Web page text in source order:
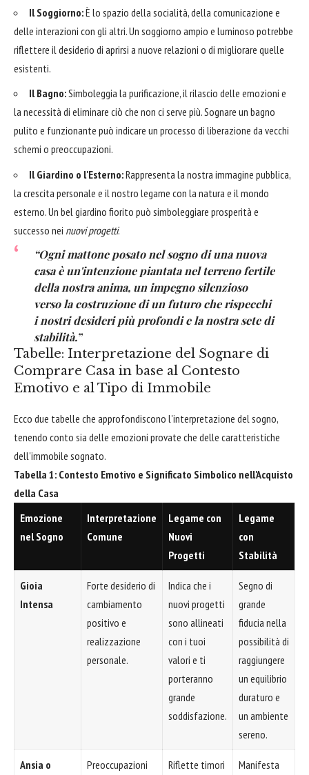
Il Soggiorno:È lo spazio della socialità, della comunicazione e
delle interazioni con gli altri. Un soggiorno ampio e luminoso potrebbe
riflettere il desiderio di aprirsi a nuove relazioni o di migliorare quelle
esistenti.
Il Bagno:Simboleggia la purificazione, il rilascio delle emozioni e
la necessità di eliminare ciò che non ci serve più. Sognare un bagno
pulito e funzionante può indicare un processo di liberazione da vecchi
schemi o preoccupazioni.
Il Giardino o l'Esterno:Rappresenta la nostra immagine pubblica,
la crescita personale e il nostro legame con la natura e il mondo
esterno. Un bel giardino fiorito può simboleggiare prosperità e
successo nei nuovi progetti.
“Ogni mattone posato nel sogno di una nuova
casa è un'intenzione piantata nel terreno fertile
della nostra anima, un impegno silenzioso
verso la costruzione di un futuro che rispecchi
i nostri desideri più profondi e la nostra sete di
stabilità.”
Tabelle: Interpretazione del Sognare di
Comprare Casa in base al Contesto
Emotivo e al Tipo di Immobile
Ecco due tabelle che approfondiscono l'interpretazione del sogno,
tenendo conto sia delle emozioni provate che delle caratteristiche
dell'immobile sognato.
Tabella 1: Contesto Emotivo e Significato Simbolico nell'Acquisto
della Casa
Emozione
nel Sogno
Interpretazione
Comune
Legame con
Nuovi
Progetti
Legame
con
Stabilità
Gioia
Intensa
Forte desiderio di
cambiamento
positivo e
realizzazione
personale.
Indica che i
nuovi progetti
sono allineati
con i tuoi
valori e ti
porteranno
grande
soddisfazione.
Segno di
grande
fiducia nella
possibilità di
raggiungere
un equilibrio
duraturo e
un ambiente
sereno.
Ansia o
Preoccupazioni
Riflette timori
Manifesta